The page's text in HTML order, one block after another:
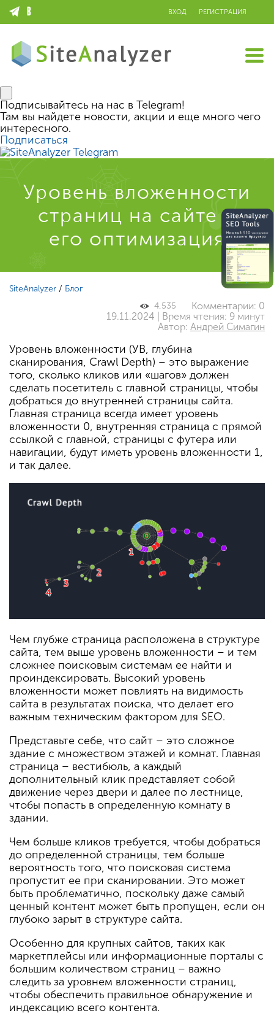
ВХОД РЕГИСТРАЦИЯ
Подписывайтесь на нас в Telegram!
Там вы найдете новости, акции и еще много чего
интересного.
Подписаться
Уровень вложенности
страниц на сайте и
его оптимизация
SiteAnalyzer / Блог
Комментарии: 0
4,535
19.11.2024 | Время чтения: 9 минут
Автор: Андрей Симагин
Уровень вложенности (УВ, глубина
сканирования, Crawl Depth) – это выражение
того, сколько кликов или «шагов» должен
сделать посетитель с главной страницы, чтобы
добраться до внутренней страницы сайта.
Главная страница всегда имеет уровень
вложенности 0, внутренняя страница с прямой
ссылкой с главной, страницы с футера или
навигации, будут иметь уровень вложенности 1,
и так далее.
Чем глубже страница расположена в структуре
сайта, тем выше уровень вложенности – и тем
сложнее поисковым системам ее найти и
проиндексировать. Высокий уровень
вложенности может повлиять на видимость
сайта в результатах поиска, что делает его
важным техническим фактором для SEO.
Представьте себе, что сайт – это сложное
здание с множеством этажей и комнат. Главная
страница – вестибюль, а каждый
дополнительный клик представляет собой
движение через двери и далее по лестнице,
чтобы попасть в определенную комнату в
здании.
Чем больше кликов требуется, чтобы добраться
до определенной страницы, тем больше
вероятность того, что поисковая система
пропустит ее при сканировании. Это может
быть проблематично, поскольку даже самый
ценный контент может быть пропущен, если он
глубоко зарыт в структуре сайта.
Особенно для крупных сайтов, таких как
маркетплейсы или информационные порталы с
большим количеством страниц – важно
следить за уровнем вложенности страниц,
чтобы обеспечить правильное обнаружение и
индексацию всего контента.